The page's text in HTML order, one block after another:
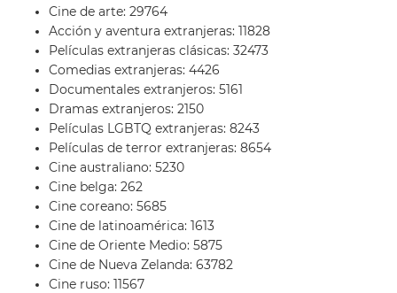
Cine de arte: 29764
Acción y aventura extranjeras: 11828
Películas extranjeras clásicas: 32473
Comedias extranjeras: 4426
Documentales extranjeros: 5161
Dramas extranjeros: 2150
Películas LGBTQ extranjeras: 8243
Películas de terror extranjeras: 8654
Cine australiano: 5230
Cine belga: 262
Cine coreano: 5685
Cine de latinoamérica: 1613
Cine de Oriente Medio: 5875
Cine de Nueva Zelanda: 63782
Cine ruso: 11567